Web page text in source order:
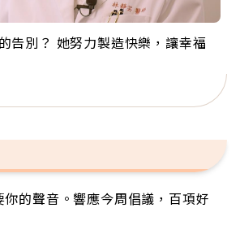
告別？ 她努力製造快樂，讓幸福
神父 為台灣奉獻36年 「台灣是我
講台語！」
搬回台灣找快樂！「蛋黃哥小
逗樂上萬爺奶：退休後才開始真
界紀錄 成為全球最年長羽球選
密原來是「這個」
夢…黑手阿伯拉小提琴還登上小
讚！
的聲音。響應今周倡議，百項好